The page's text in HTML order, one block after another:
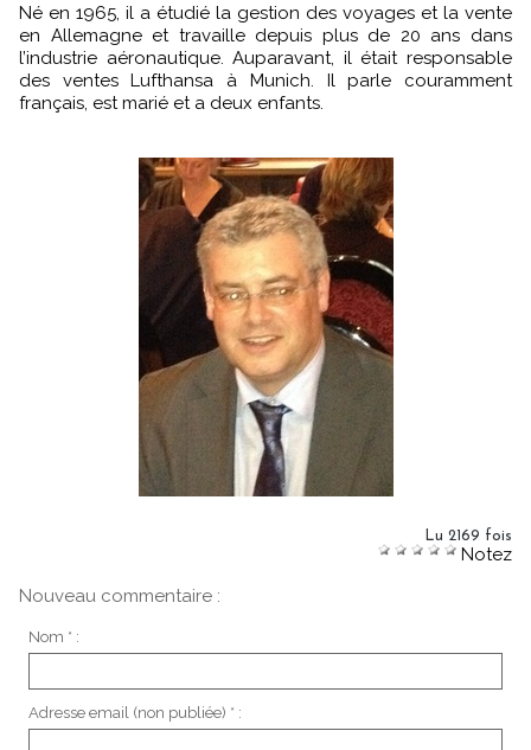
Né en 1965, il a étudié la gestion des voyages et la vente
en Allemagne et travaille depuis plus de 20 ans dans
l’industrie aéronautique. Auparavant, il était responsable
des ventes Lufthansa à Munich. Il parle couramment
français, est marié et a deux enfants.
Lu 2169 fois
Notez
Nouveau commentaire :
Nom * :
Adresse email (non publiée) * :